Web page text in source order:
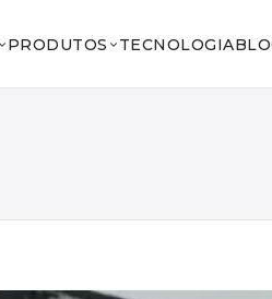
PRODUTOS TECNOLOGIA